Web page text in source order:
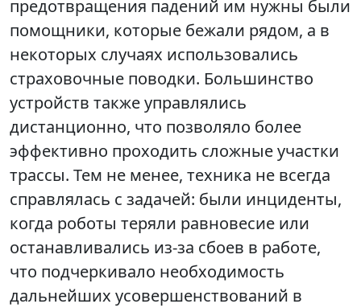
предотвращения падений им нужны были
помощники, которые бежали рядом, а в
некоторых случаях использовались
страховочные поводки. Большинство
устройств также управлялись
дистанционно, что позволяло более
эффективно проходить сложные участки
трассы. Тем не менее, техника не всегда
справлялась с задачей: были инциденты,
когда роботы теряли равновесие или
останавливались из-за сбоев в работе,
что подчеркивало необходимость
дальнейших усовершенствований в